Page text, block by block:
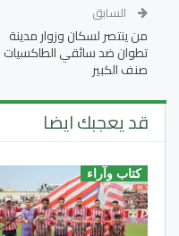
السابق
من ينتصر لسكان وزوار مدينة
تطوان ضد سائقي الطاكسيات
صنف الكبير
قد يعجبك ايضا
كتاب وآراء